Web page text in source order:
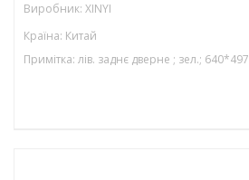
Виробник: XINYI
Країна: Китай
Примітка: лів. заднє дверне ; зел.; 640*497